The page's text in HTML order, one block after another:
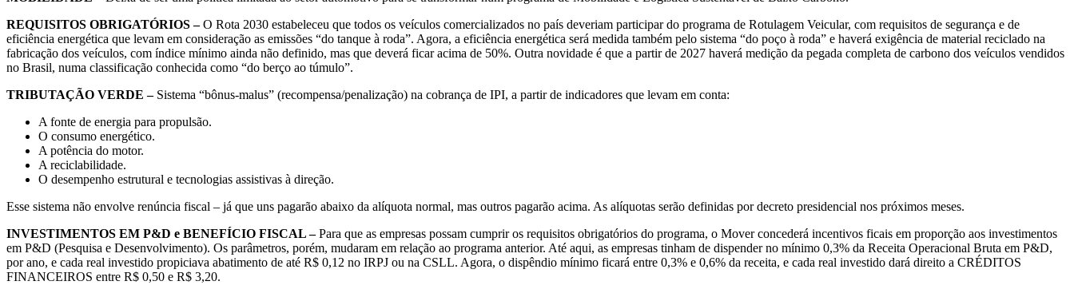
REQUISITOS OBRIGATÓRIOS –O Rota 2030 estabeleceu que todos os veículos comercializados no país deveriam participar do programa de Rotulagem Veicular, com requisitos de segurança e de
eficiência energética que levam em consideração as emissões “do tanque à roda”. Agora, a eficiência energética será medida também pelo sistema “do poço à roda” e haverá exigência de material reciclado na
fabricação dos veículos, com índice mínimo ainda não definido, mas que deverá ficar acima de 50%. Outra novidade é que a partir de 2027 haverá medição da pegada completa de carbono dos veículos vendidos
no Brasil, numa classificação conhecida como “do berço ao túmulo”.
TRIBUTAÇÃO VERDE –Sistema “bônus-malus” (recompensa/penalização) na cobrança de IPI, a partir de indicadores que levam em conta:
A fonte de energia para propulsão.
O consumo energético.
A potência do motor.
A reciclabilidade.
O desempenho estrutural e tecnologias assistivas à direção.
Esse sistema não envolve renúncia fiscal – já que uns pagarão abaixo da alíquota normal, mas outros pagarão acima. As alíquotas serão definidas por decreto presidencial nos próximos meses.
INVESTIMENTOS EM P&D e BENEFÍCIO FISCAL –Para que as empresas possam cumprir os requisitos obrigatórios do programa, o Mover concederá incentivos ficais em proporção aos investimentos
em P&D (Pesquisa e Desenvolvimento). Os parâmetros, porém, mudaram em relação ao programa anterior. Até aqui, as empresas tinham de dispender no mínimo 0,3% da Receita Operacional Bruta em P&D,
por ano, e cada real investido propiciava abatimento de até R$ 0,12 no IRPJ ou na CSLL. Agora, o dispêndio mínimo ficará entre 0,3% e 0,6% da receita, e cada real investido dará direito a CRÉDITOS
FINANCEIROS entre R$ 0,50 e R$ 3,20.